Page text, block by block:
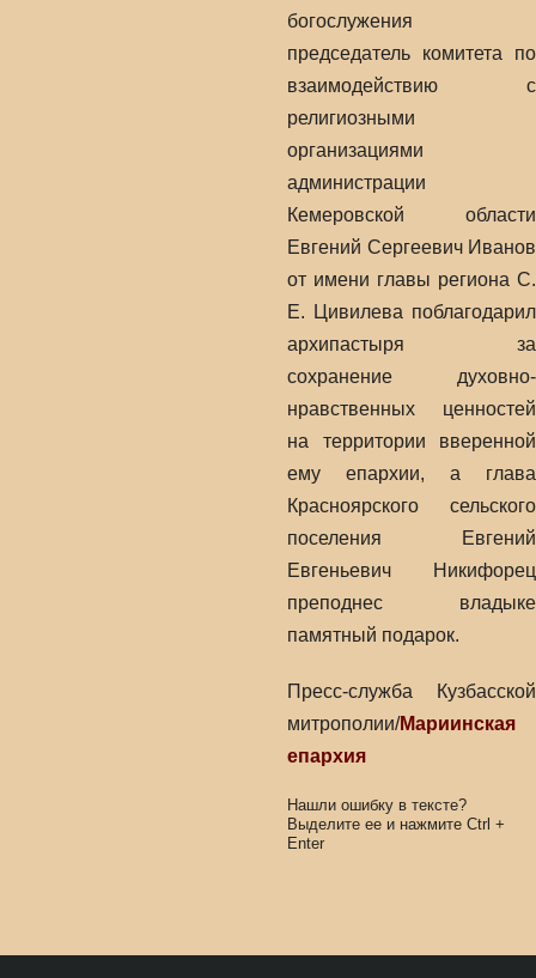
богослужения
председатель комитета по
взаимодействию с
религиозными
организациями
администрации
Кемеровской области
Евгений Сергеевич Иванов
от имени главы региона С.
Е. Цивилева поблагодарил
архипастыря за
сохранение духовно-
нравственных ценностей
на территории вверенной
ему епархии, а глава
Красноярского сельского
поселения Евгений
Евгеньевич Никифорец
преподнес владыке
памятный подарок.
Пресс-служба Кузбасской
митрополии/Мариинская
епархия
Нашли ошибку в тексте?
Выделите ее и нажмите Ctrl +
Enter